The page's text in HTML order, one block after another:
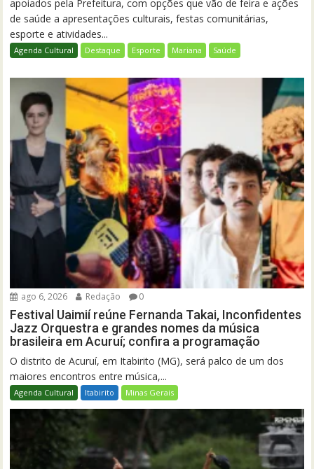
apoiados pela Prefeitura, com opções que vão de feira e ações
de saúde a apresentações culturais, festas comunitárias,
esporte e atividades...
Agenda Cultural Destaque Esporte Mariana Saúde
ago 6, 2026 Redação 0
Festival Uaimií reúne Fernanda Takai, Inconfidentes
Jazz Orquestra e grandes nomes da música
brasileira em Acuruí; confira a programação
O distrito de Acuruí, em Itabirito (MG), será palco de um dos
maiores encontros entre música,...
Agenda Cultural Itabirito Minas Gerais